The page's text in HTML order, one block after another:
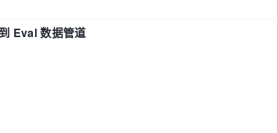
Eval 数据管道